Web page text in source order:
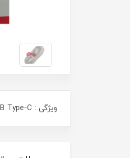
ویژگی : USB Type-Cقابلیت‌ها : امکان انتقال اطلاعات